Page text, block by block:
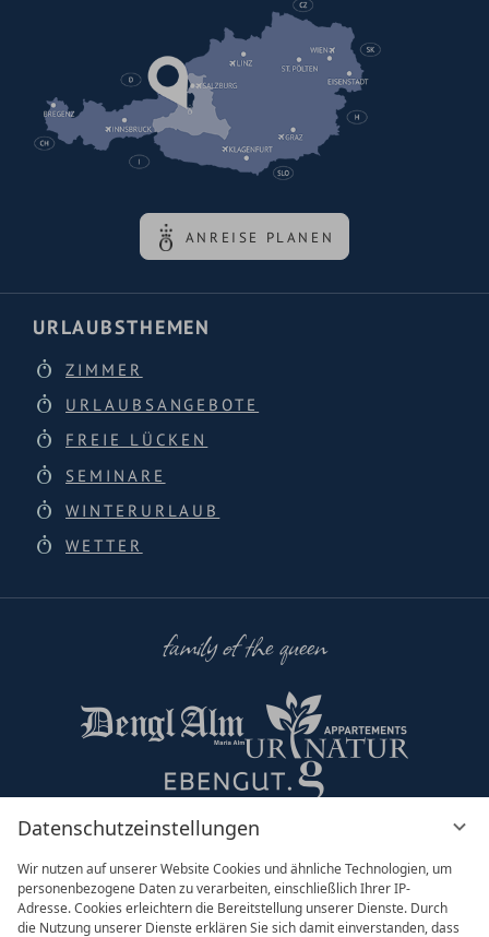
Datenschutzeinstellungen
Wir nutzen auf unserer Website Cookies und ähnliche Technologien, um
personenbezogene Daten zu verarbeiten, einschließlich Ihrer IP-
Adresse. Cookies erleichtern die Bereitstellung unserer Dienste. Durch
die Nutzung unserer Dienste erklären Sie sich damit einverstanden, dass
ANREISE PLANEN
URLAUBSTHEMEN
ZIMMER
URLAUBSANGEBOTE
FREIE LÜCKEN
SEMINARE
WINTERURLAUB
WETTER
family of the queen